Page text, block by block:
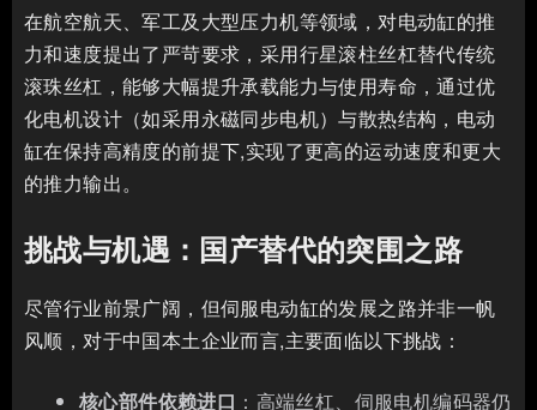
在航空航天、军工及大型压力机等领域，对电动缸的推
力和速度提出了严苛要求，采用行星滚柱丝杠替代传统
滚珠丝杠，能够大幅提升承载能力与使用寿命，通过优
化电机设计（如采用永磁同步电机）与散热结构，电动
缸在保持高精度的前提下,实现了更高的运动速度和更大
的推力输出。
挑战与机遇：国产替代的突围之路
尽管行业前景广阔，但伺服电动缸的发展之路并非一帆
风顺，对于中国本土企业而言,主要面临以下挑战：
核心部件依赖进口 ：高端丝杠、伺服电机编码器仍